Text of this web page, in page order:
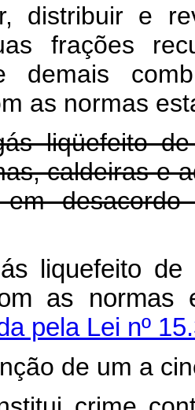
distribuir e
frações
demais
as normas
liqüefeito
caldeiras e
em
liquefeito de
as
pela Lei nº
de um a